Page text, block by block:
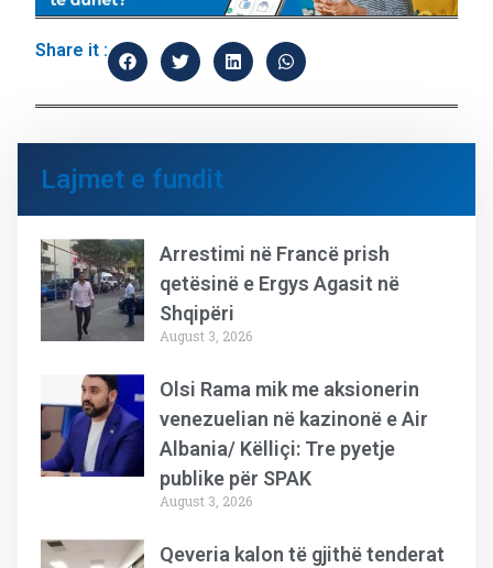
Share it :
Lajmet e fundit
Arrestimi në Francë prish
qetësinë e Ergys Agasit në
Shqipëri
August 3, 2026
Olsi Rama mik me aksionerin
venezuelian në kazinonë e Air
Albania/ Këlliçi: Tre pyetje
publike për SPAK
August 3, 2026
Qeveria kalon të gjithë tenderat